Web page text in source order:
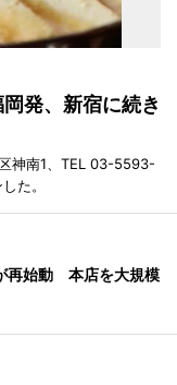
発、新宿に続き
神南1、TEL 03-5593-
た。
再始動 本店を大規模